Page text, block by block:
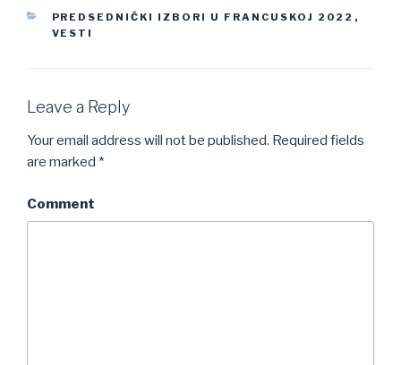
CATEGORIES
PREDSEDNIČKI IZBORI U FRANCUSKOJ 2022 ,
VESTI
Leave a Reply
Your email address will not be published. Required fields
are marked *
Comment